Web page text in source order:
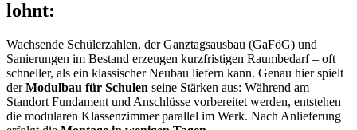
lohnt:
Wachsende Schülerzahlen, der Ganztagsausbau (GaFöG) und
Sanierungen im Bestand erzeugen kurzfristigen Raumbedarf – oft
schneller, als ein klassischer Neubau liefern kann. Genau hier spielt
derModulbau für Schulen seine Stärken aus: Während am
Standort Fundament und Anschlüsse vorbereitet werden, entstehen
die modularen Klassenzimmer parallel im Werk. Nach Anlieferung